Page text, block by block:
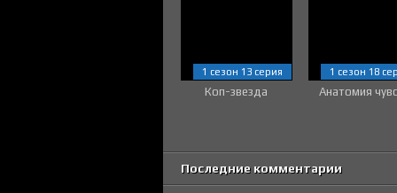
Коп-звезда
1 сезон 13 серия
Анатомия
1 сезон 18
Последние комментарии